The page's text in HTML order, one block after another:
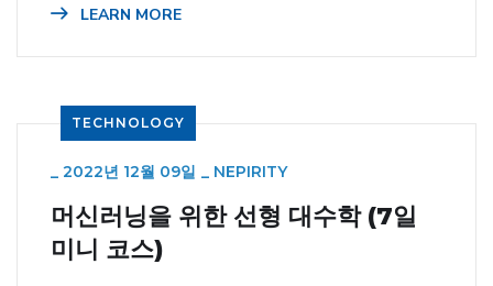
LEARN MORE
TECHNOLOGY
_ 2022년 12월 09일 _ NEPIRITY
머신러닝을 위한 선형 대수학 (7일
미니 코스)